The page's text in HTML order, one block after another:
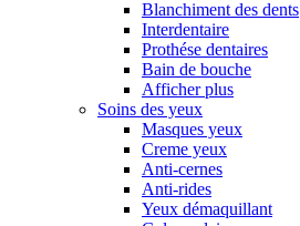
Blanchiment des dents
Interdentaire
Prothése dentaires
Bain de bouche
Afficher plus
Soins des yeux
Masques yeux
Creme yeux
Anti-cernes
Anti-rides
Yeux démaquillant